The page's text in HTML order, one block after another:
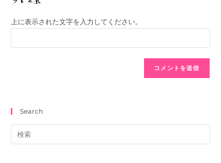
上に表示された文字を入力してください。
Search